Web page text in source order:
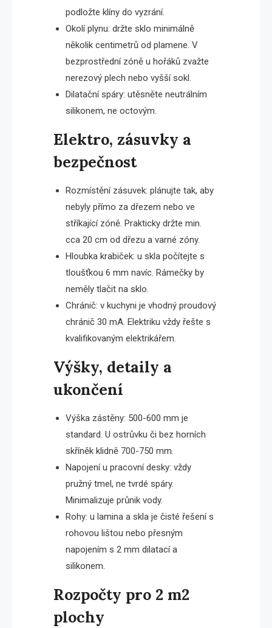
podložte klíny do vyzrání.
Okolí plynu: držte sklo minimálně
několik centimetrů od plamene. V
bezprostřední zóně u hořáků zvažte
nerezový plech nebo vyšší sokl.
Dilatační spáry: utěsněte neutrálním
silikonem, ne octovým.
Elektro, zásuvky a
bezpečnost
Rozmístění zásuvek: plánujte tak, aby
nebyly přímo za dřezem nebo ve
stříkající zóně. Prakticky držte min.
cca 20 cm od dřezu a varné zóny.
Hloubka krabiček: u skla počítejte s
tloušťkou 6 mm navíc. Rámečky by
neměly tlačit na sklo.
Chránič: v kuchyni je vhodný proudový
chránič 30 mA. Elektriku vždy řešte s
kvalifikovaným elektrikářem.
Výšky, detaily a
ukončení
Výška zástěny: 500-600 mm je
standard. U ostrůvku či bez horních
skříněk klidně 700-750 mm.
Napojení u pracovní desky: vždy
pružný tmel, ne tvrdé spáry.
Minimalizuje průnik vody.
Rohy: u lamina a skla je čisté řešení s
rohovou lištou nebo přesným
napojením s 2 mm dilatací a
silikonem.
Rozpočty pro 2 m2
plochy